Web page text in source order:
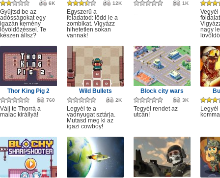
6K
Gyűjtsd be az
adósságokat egy
igazán kemény
lövöldözéssel. Te
készen állsz?
12K
Egyszerű a
feladatod: lődd le a
zombikat. Vigyázz
hihetetlen sokan
vannak!
1K
...
Vegyél
nagy
Thor King Pig 2
760
Válj te Thorrá a
malac királlyá!
Wild Bullets
2K
Legyél te a
vadnyugat sztárja.
Mutasd meg ki az
igazi cowboy!
Block city wars
3K
Tegyél rendet az
utcán!
Legyél